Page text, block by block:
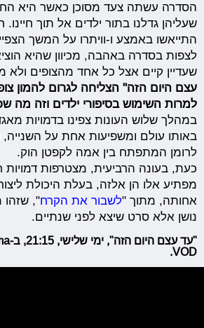
הסדרה עשתה צעד מסוכן כאשר היא
שעליהן גדלנו בתור ילדים אל תוך
התייאשו באמצע ו-וויתרו על המשך
לצפות בסדרה באהבה, מכיוון שהיא
שעדיין קיים אצל כל אחד מהצופים ולא
עצם היום הזה" הצליחה לגרום להמון
למרות השימוש בסיפורי ילדים וזה מה
במהלך שלוש העונות צפינו בדמויות
באותו עולם ומשפיעות אחת על השנייה,
לרומן המתפתח בין אמה לקפטן הוק.
כעת, בעונה הרביעית, מצטרפות דמויות
מפתיע אלו הן אלזה, בעלת היכולת
אחותה, מתוך "לשבור את הקרח", שזהו
נושן אלא סרט שיצא לפני שנתיים.
VOD.